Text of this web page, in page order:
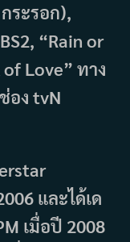
ระรอก),
“Rain or
of Love” ทาง
อง tvN
และได้เด
เมื่อปี 2008